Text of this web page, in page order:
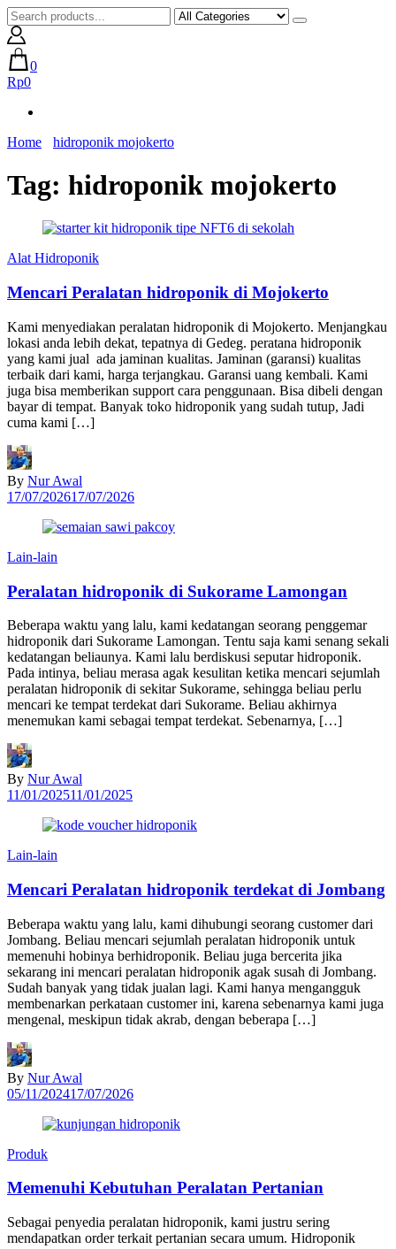
0
Rp0
Home hidroponik mojokerto
Tag: hidroponik mojokerto
Alat Hidroponik
Mencari Peralatan hidroponik di Mojokerto
Kami menyediakan peralatan hidroponik di Mojokerto. Menjangkau
lokasi anda lebih dekat, tepatnya di Gedeg. peratana hidroponik
yang kami jual ada jaminan kualitas. Jaminan (garansi) kualitas
terbaik dari kami, harga terjangkau. Garansi uang kembali. Kami
juga bisa memberikan support cara penggunaan. Bisa dibeli dengan
bayar di tempat. Banyak toko hidroponik yang sudah tutup, Jadi
cuma kami […]
By Nur Awal
17/07/202617/07/2026
Lain-lain
Peralatan hidroponik di Sukorame Lamongan
Beberapa waktu yang lalu, kami kedatangan seorang penggemar
hidroponik dari Sukorame Lamongan. Tentu saja kami senang sekali
kedatangan beliaunya. Kami lalu berdiskusi seputar hidroponik.
Pada intinya, beliau merasa agak kesulitan ketika mencari sejumlah
peralatan hidroponik di sekitar Sukorame, sehingga beliau perlu
mencari ke tempat terdekat dari Sukorame. Beliau akhirnya
menemukan kami sebagai tempat terdekat. Sebenarnya, […]
By Nur Awal
11/01/202511/01/2025
Lain-lain
Mencari Peralatan hidroponik terdekat di Jombang
Beberapa waktu yang lalu, kami dihubungi seorang customer dari
Jombang. Beliau mencari sejumlah peralatan hidroponik untuk
memenuhi hobinya berhidroponik. Beliau juga bercerita jika
sekarang ini mencari peralatan hidroponik agak susah di Jombang.
Sudah banyak yang tidak jualan lagi. Kami hanya mengangguk
membenarkan perkataan customer ini, karena sebenarnya kami juga
mengenal, meskipun tidak akrab, dengan beberapa […]
By Nur Awal
05/11/202417/07/2026
Produk
Memenuhi Kebutuhan Peralatan Pertanian
Sebagai penyedia peralatan hidroponik, kami justru sering
mendapatkan order terkait pertanian secara umum. Hidroponik